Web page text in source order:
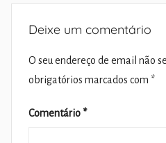
Deixe um comentário
O seu endereço de email não
obrigatórios marcados com *
Comentário *